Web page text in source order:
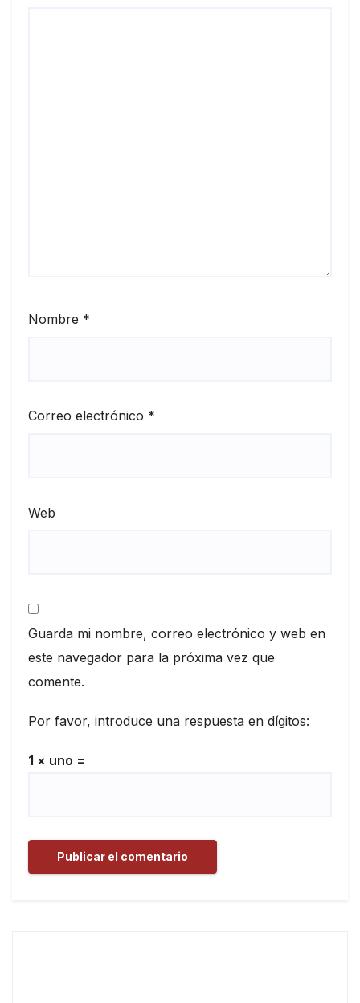
Nombre *
Correo electrónico *
Web
Guarda mi nombre, correo electrónico y web en
este navegador para la próxima vez que
comente.
Por favor, introduce una respuesta en dígitos:
1 × uno =